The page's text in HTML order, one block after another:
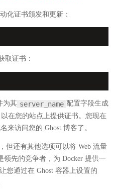
化证书颁发和更新：
取证书：
为其 server_name 配置字段生成
在您的站点上提供证书。您现在
来访问您的 Ghost 博客了。
但还有其他选项可以将 Web 流量
领先的竞争者，为 Docker 提供一
您通过在 Ghost 容器上设置的